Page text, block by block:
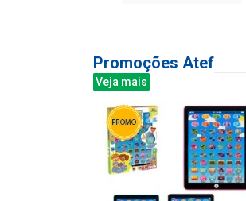
Promoções Atef
Veja mais